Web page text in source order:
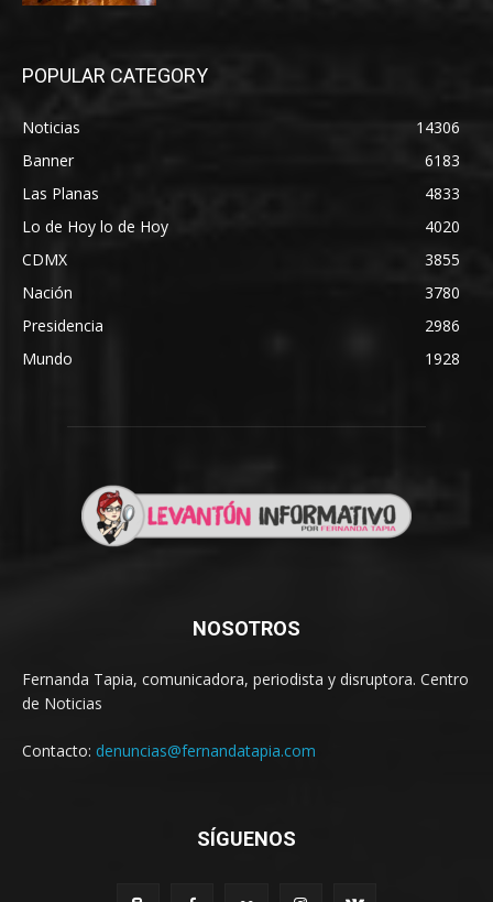
POPULAR CATEGORY
Noticias
14306
Banner
6183
Las Planas
4833
Lo de Hoy lo de Hoy
4020
CDMX
3855
Nación
3780
Presidencia
2986
Mundo
1928
NOSOTROS
Fernanda Tapia, comunicadora, periodista y disruptora. Centro
de Noticias
Contacto: denuncias@fernandatapia.com
SÍGUENOS